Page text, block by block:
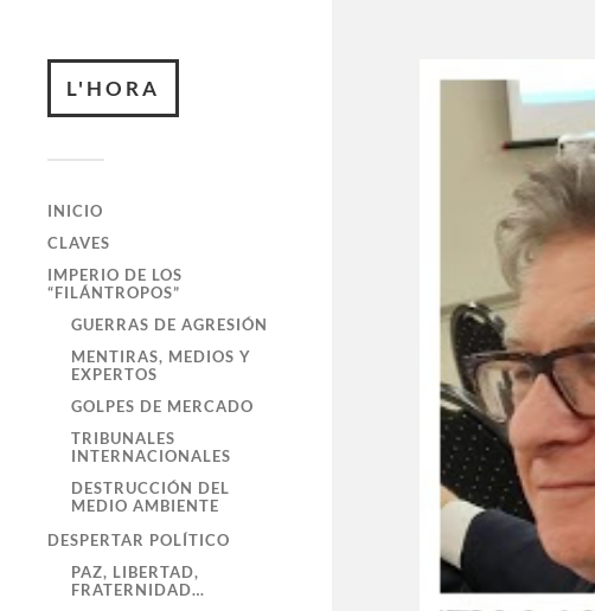
L'HORA
INICIO
CLAVES
IMPERIO DE LOS
“FILÁNTROPOS”
GUERRAS DE AGRESIÓN
MENTIRAS, MEDIOS Y
EXPERTOS
GOLPES DE MERCADO
TRIBUNALES
INTERNACIONALES
DESTRUCCIÓN DEL
MEDIO AMBIENTE
DESPERTAR POLÍTICO
PAZ, LIBERTAD,
FRATERNIDAD…